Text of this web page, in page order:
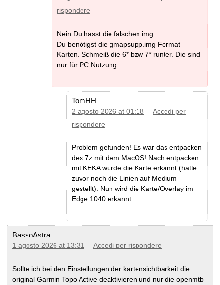
rispondere
Nein Du hasst die falschen.img
Du benötigst die gmapsupp.img Format
Karten. Schmeiß die 6* bzw 7* runter. Die sind
nur für PC Nutzung
TomHH
2 agosto 2026 at 01:18
Accedi per
rispondere
Problem gefunden! Es war das entpacken
des 7z mit dem MacOS! Nach entpacken
mit KEKA wurde die Karte erkannt (hatte
zuvor noch die Linien auf Medium
gestellt). Nun wird die Karte/Overlay im
Edge 1040 erkannt.
BassoAstra
1 agosto 2026 at 13:31 Accedi per rispondere
Sollte ich bei den Einstellungen der kartensichtbarkeit die
original Garmin Topo Active deaktivieren und nur die openmtb